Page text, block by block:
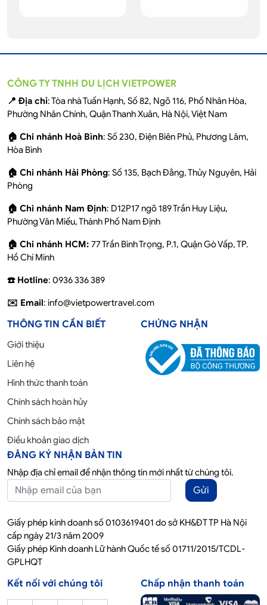
CÔNG TY TNHH DU LỊCH VIETPOWER
📍 Địa chỉ: Tòa nhà Tuấn Hạnh, Số 82, Ngõ 116, Phố Nhân Hòa,
Phường Nhân Chính, Quận Thanh Xuân, Hà Nội, Việt Nam
🏠 Chi nhánh Hoà Bình: Số 230, Điện Biên Phủ, Phương Lâm,
Hòa Bình
🏠 Chi nhánh Hải Phòng: Số 135, Bạch Đằng, Thủy Nguyên, Hải
Phòng
🏠 Chi nhánh Nam Định: D12P17 ngõ 189 Trần Huy Liệu,
Phường Văn Miếu, Thành Phố Nam Định
🏠 Chi nhánh HCM: 77 Trần Bình Trọng, P.1, Quận Gò Vấp, TP.
Hồ Chí Minh
☎️ Hotline: 0936 336 389
✉️ Email: info@vietpowertravel.com
THÔNG TIN CẦN BIẾT
Giới thiệu
Liên hệ
Hình thức thanh toán
Chính sách hoàn hủy
Chính sách bảo mật
Điều khoản giao dịch
CHỨNG NHẬN
ĐĂNG KÝ NHẬN BẢN TIN
Nhập địa chỉ email để nhận thông tin mới nhất từ chúng tôi.
Gửi
Giấy phép kinh doanh số 0103619401 do sở KH&ĐT TP Hà Nội
cấp ngày 21/3 năm 2009
Giấy phép Kinh doanh Lữ hành Quốc tế số 01711/2015/TCDL-
GPLHQT
Kết nối với chúng tôi Chấp nhận thanh toán